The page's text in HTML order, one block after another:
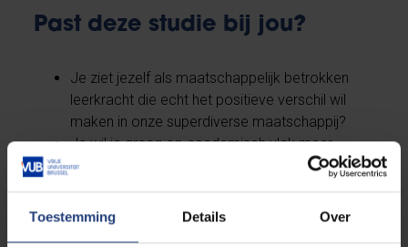
Toestemming Details Over
Past deze studie bij jou?
Je ziet jezelf als maatschappelijk betrokken
leerkracht die echt het positieve verschil wil
maken in onze superdiverse maatschappij?
Je wil je graag op academisch vlak meer
verdiepen en deze nieuwe inzichten toepassen
in de klaspraktijk?
Je wil in deze nieuwe multidisciplinaire